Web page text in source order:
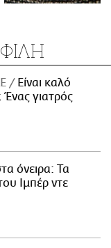
Είναι καλό
γιατρός
όνειρα: Τα
Ιμπέρ ντε